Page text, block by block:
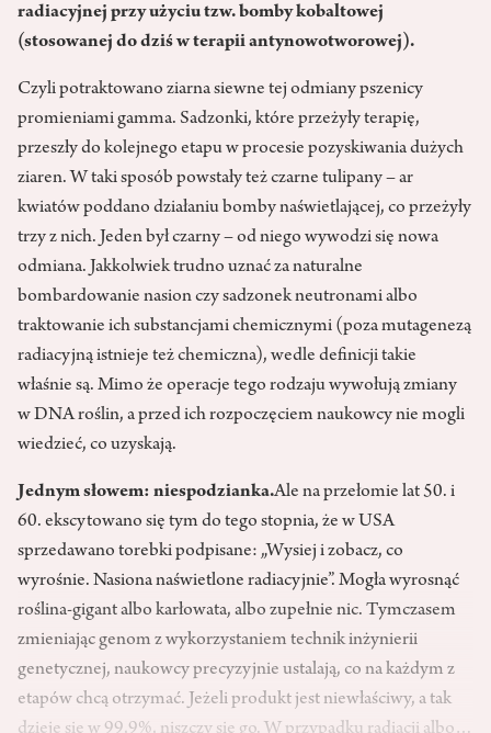
radiacyjnej przy użyciu tzw. bomby kobaltowej
(stosowanej do dziś w terapii antynowotworowej).
Czyli potraktowano ziarna siewne tej odmiany pszenicy
promieniami gamma. Sadzonki, które przeżyły terapię,
przeszły do kolejnego etapu w procesie pozyskiwania dużych
ziaren. W taki sposób powstały też czarne tulipany – ar
kwiatów poddano działaniu bomby naświetlającej, co przeżyły
trzy z nich. Jeden był czarny – od niego wywodzi się nowa
odmiana. Jakkolwiek trudno uznać za naturalne
bombardowanie nasion czy sadzonek neutronami albo
traktowanie ich substancjami chemicznymi (poza mutagenezą
radiacyjną istnieje też chemiczna), wedle definicji takie
właśnie są. Mimo że operacje tego rodzaju wywołują zmiany
w DNA roślin, a przed ich rozpoczęciem naukowcy nie mogli
wiedzieć, co uzyskają.
Jednym słowem: niespodzianka.Ale na przełomie lat 50. i
60. ekscytowano się tym do tego stopnia, że w USA
sprzedawano torebki podpisane: „Wysiej i zobacz, co
wyrośnie. Nasiona naświetlone radiacyjnie”. Mogła wyrosnąć
roślina-gigant albo karłowata, albo zupełnie nic. Tymczasem
zmieniając genom z wykorzystaniem technik inżynierii
genetycznej, naukowcy precyzyjnie ustalają, co na każdym z
etapów chcą otrzymać. Jeżeli produkt jest niewłaściwy, a tak